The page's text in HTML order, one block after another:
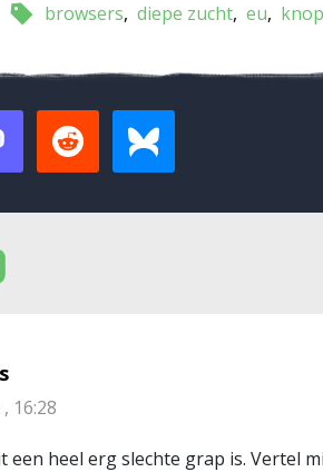
browsers diepe zucht eu knop
16:28
een heel erg slechte grap is. Vertel